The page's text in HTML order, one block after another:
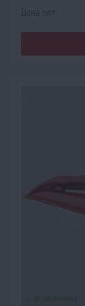
Цена опт:
В НАЛИЧИИ